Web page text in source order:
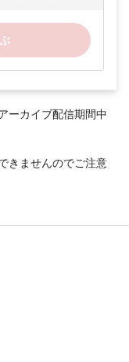
ーカイブ配信期間中
きませんのでご注意